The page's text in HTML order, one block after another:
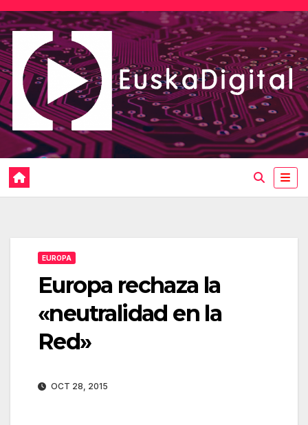
Saltar
al
contenido
EUROPA
Europa rechaza la
«neutralidad en la
Red»
OCT 28, 2015